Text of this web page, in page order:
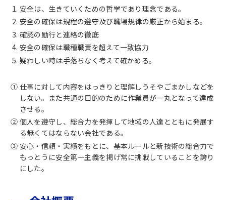
安全は、生きていくための哲学であり理念である。
安全の確保は規程の遵守及び職場規律の厳正から始まる。
確認の励行と連絡の徹底
安全の確保は職種職責を超えて一致協力
疑わしい時は手落ちなく考えて確かめる。
① 仕事に対して内容をはっきりと理解しうそやごまかしなどを
しない。また共通の目的のために作業員が一丸となって達成
させる。
② 個人を遵守し、総合力を発揮して地域の人達とともに発展す
る無くてはならない会社である。
③ 安心・信頼・実績をもとに、基本ルールと新技術の総合力で
もっとうに安全第一主義を掲げ常に挑戦していることを誇り
にした。